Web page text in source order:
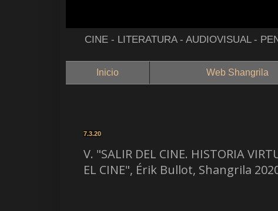
CINE - LITERATURA - AUDIOVISUAL -
Inicio Web Shangrila
7.3.20
V. "SALIR DEL CINE. HISTORIA
EL CINE", Érik Bullot, Shangrila